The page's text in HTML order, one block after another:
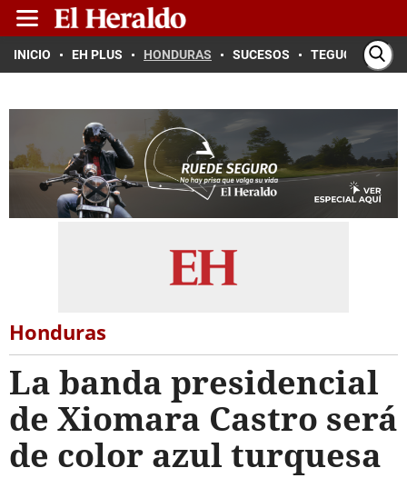
INICIO EH PLUS HONDURAS SUCESOS TEGUCIGALPA
Honduras
La banda presidencial
de Xiomara Castro será
de color azul turquesa